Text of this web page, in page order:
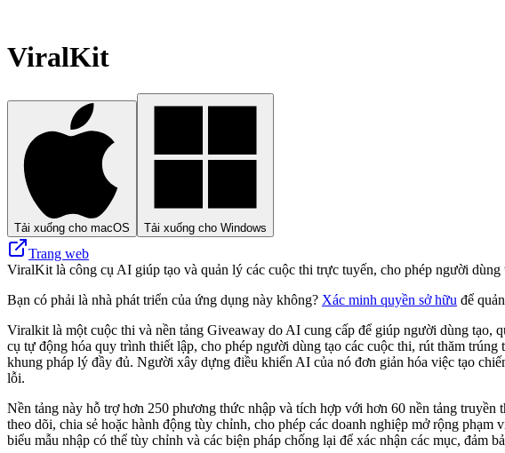
ViralKit
Tải xuống cho macOS Tải xuống cho Windows
Trang web
ViralKit là công cụ AI giúp tạo và quản lý các cuộc thi trực tuyến, cho phép người
Bạn có phải là nhà phát triển của ứng dụng này không? Xác minh quyền sở hữu để
Viralkit là một cuộc thi và nền tảng Giveaway do AI cung cấp để giúp người dùng tạo,
cụ tự động hóa quy trình thiết lập, cho phép người dùng tạo các cuộc thi, rút ​​thăm
khung pháp lý đầy đủ. Người xây dựng điều khiển AI của nó đơn giản hóa việc tạo
lỗi.
Nền tảng này hỗ trợ hơn 250 phương thức nhập và tích hợp với hơn 60 nền tảng
theo dõi, chia sẻ hoặc hành động tùy chỉnh, cho phép các doanh nghiệp mở rộng
biểu mẫu nhập có thể tùy chỉnh và các biện pháp chống lại để xác nhận các mục, đảm